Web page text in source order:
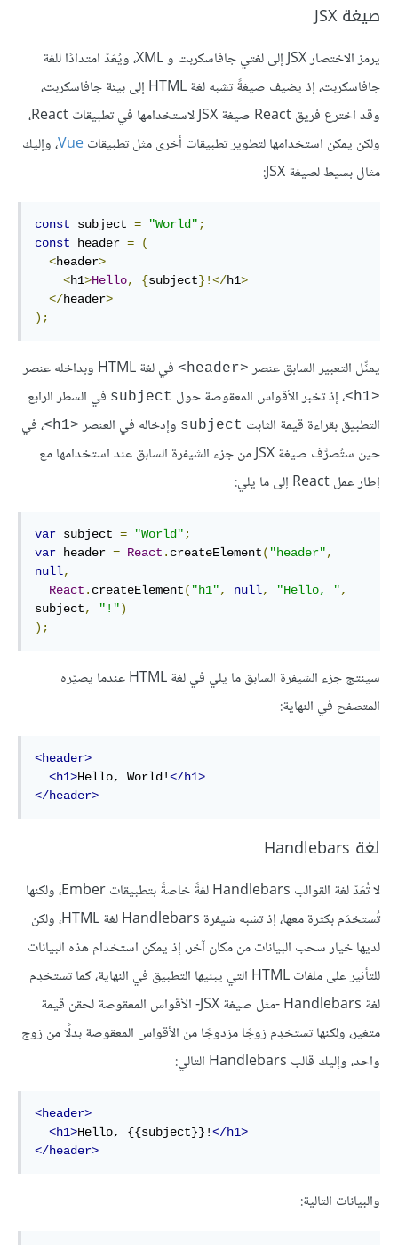
صيغة JSX
يرمز الاختصار JSX إلى لغتي جافاسكربت و XML، ويُعَدّ امتدادًا للغة
جافاسكربت، إذ يضيف صيغةً تشبه لغة HTML إلى بيئة جافاسكربت،
وقد اخترع فريق React صيغة JSX لاستخدامها في تطبيقات React،
ولكن يمكن استخدامها لتطوير تطبيقات أخرى مثل تطبيقاتVue، وإليك
مثال بسيط لصيغة JSX:
const subject = "World" ;
const header =
(
<header>
<h1>Hello, {subject}!</h1>
</header>
);
يمثِّل التعبير السابق عنصر <header> في لغة HTML وبداخله عنصر
<h1> ، إذ تخبر الأقواس المعقوصة حول subject في السطر الرابع
التطبيق بقراءة قيمة الثابت subject وإدخاله في العنصر <h1>
، في
حين ستُصرَّف صيغة JSX من جزء الشيفرة السابق عند استخدامها مع
إطار عمل React إلى ما يلي:
var subject = "World" ;
var header = React . createElement( "header",
null,
React . createElement( "h1", null, "Hello, ",
subject, "!")
);
سينتج جزء الشيفرة السابق ما يلي في لغة HTML عندما يصيّره
المتصفح في النهاية:
<header>
<h1>Hello, World!</h1>
</header>
لغة Handlebars
لا تُعَدّ لغة القوالب Handlebars لغةً خاصةً بتطبيقات Ember، ولكنها
تُستخدَم بكثرة معها، إذ تشبه شيفرة Handlebars لغة HTML، ولكن
لديها خيار سحب البيانات من مكان آخر، إذ يمكن استخدام هذه البيانات
للتأثير على ملفات HTML التي يبنيها التطبيق في النهاية، كما تستخدِم
لغة Handlebars -مثل صيغة JSX- الأقواس المعقوصة لحقن قيمة
متغير، ولكنها تستخدِم زوجًا مزدوجًا من الأقواس المعقوصة بدلًا من زوج
واحد، وإليك قالب Handlebars التالي:
<header>
<h1>Hello, {{subject}}!</h1>
</header>
والبيانات التالية: